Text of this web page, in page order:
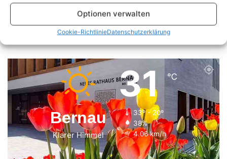
Optionen verwalten
Cookie-RichtlinieDatenschutzerklärung
Volltextsuche
Suchen
nach:
Bernau
Klarer Himmel
31℃
33º - 20º
38%
4.06 km/h